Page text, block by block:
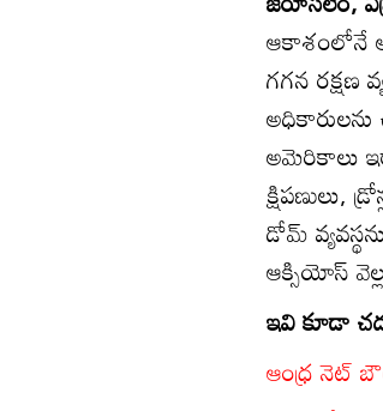
ఆకాశంలోనే
గగన
అమెరికాలు
క్షిపణులు,
డోమ్‌
ఆక్సియోస్‌
ఇవి కూడా
ఆంధ్ర నెట్‌